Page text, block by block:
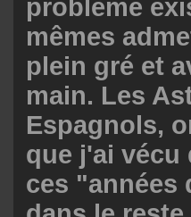
problème
mêmes
plein gré et
main. Les
Espagnols,
que j'ai vécu
ces "années